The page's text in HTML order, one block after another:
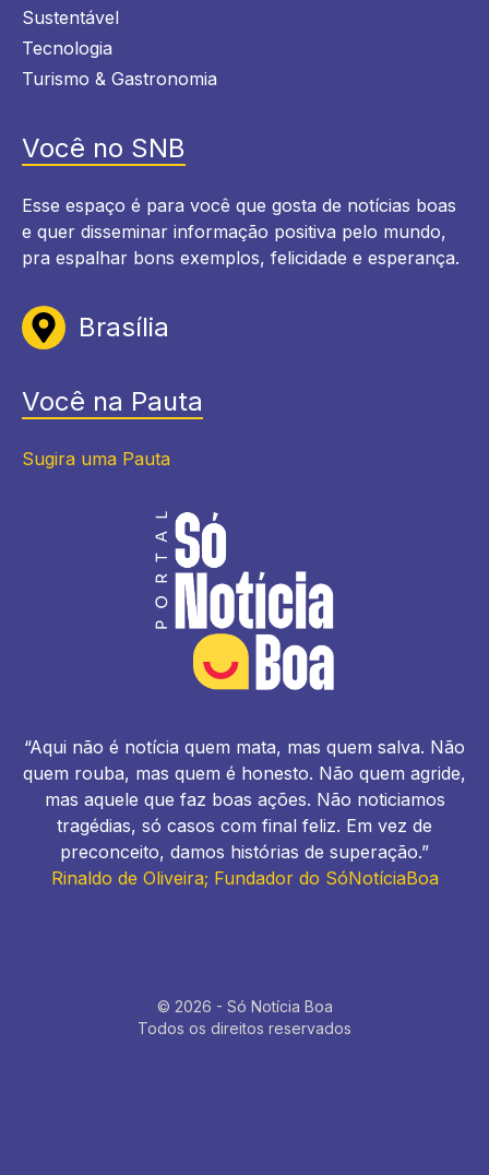
Sustentável
Tecnologia
Turismo & Gastronomia
Você no SNB
Esse espaço é para você que gosta de notícias boas
e quer disseminar informação positiva pelo mundo,
pra espalhar bons exemplos, felicidade e esperança.
Brasília
Você na Pauta
Sugira uma Pauta
“Aqui não é notícia quem mata, mas quem salva. Não
quem rouba, mas quem é honesto. Não quem agride,
mas aquele que faz boas ações. Não noticiamos
tragédias, só casos com final feliz. Em vez de
preconceito, damos histórias de superação.”
Rinaldo de Oliveira; Fundador do SóNotíciaBoa
© 2026 - Só Notícia Boa
Todos os direitos reservados